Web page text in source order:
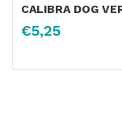
€5,25